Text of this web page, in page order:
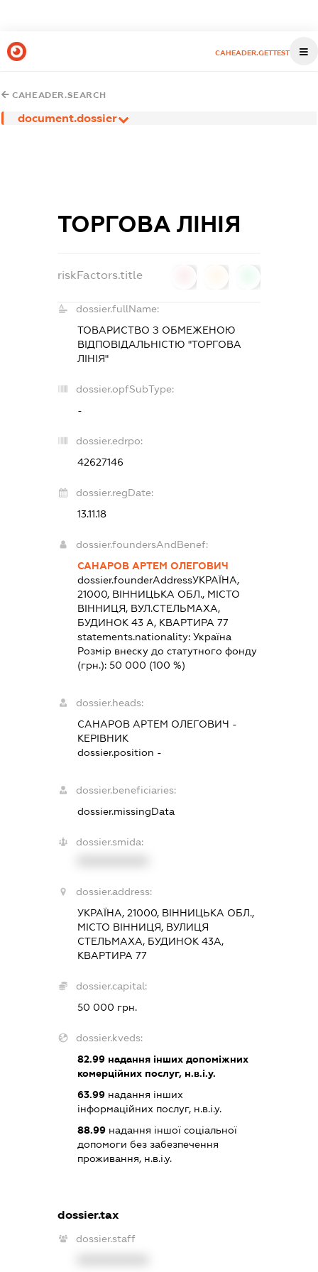
CAHEADER.GETTEST
CAHEADER.SEARCH
document.dossier
ТОРГОВА ЛІНІЯ
riskFactors.title
dossier.fullName:
ТОВАРИСТВО З ОБМЕЖЕНОЮ
ВІДПОВІДАЛЬНІСТЮ "ТОРГОВА
ЛІНІЯ"
dossier.opfSubType:
-
dossier.edrpo:
42627146
dossier.regDate:
13.11.18
dossier.foundersAndBenef:
САНАРОВ АРТЕМ ОЛЕГОВИЧ
dossier.founderAddressУКРАЇНА,
21000, ВІННИЦЬКА ОБЛ., МІСТО
ВІННИЦЯ, ВУЛ.СТЕЛЬМАХА,
БУДИНОК 43 А, КВАРТИРА 77
statements.nationality: Україна
Розмір внеску до статутного фонду
(грн.): 50 000 (100 %)
dossier.heads:
САНАРОВ АРТЕМ ОЛЕГОВИЧ -
КЕРІВНИК
dossier.position -
dossier.beneficiaries:
dossier.missingData
dossier.smida:
dossier.address:
УКРАЇНА, 21000, ВІННИЦЬКА ОБЛ.,
МІСТО ВІННИЦЯ, ВУЛИЦЯ
СТЕЛЬМАХА, БУДИНОК 43А,
КВАРТИРА 77
dossier.capital:
50 000 грн.
dossier.kveds:
82.99надання інших допоміжних
комерційних послуг, н.в.і.у.
63.99надання інших
інформаційних послуг, н.в.і.у.
88.99надання іншої соціальної
допомоги без забезпечення
проживання, н.в.і.у.
dossier.tax
dossier.staff